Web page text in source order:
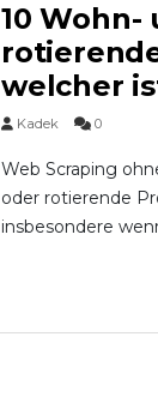
10 Wohn-
welcher
Kadek 0
Web Scraping
oder rotierende
insbesondere